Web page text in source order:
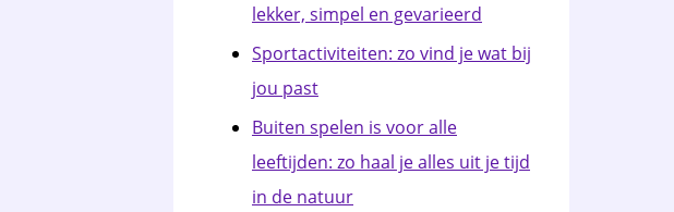
lekker, simpel en gevarieerd
Sportactiviteiten: zo vind je wat bij
jou past
Buiten spelen is voor alle
leeftijden: zo haal je alles uit je tijd
in de natuur